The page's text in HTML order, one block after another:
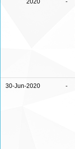
2020 -
30-Jun-2020 -